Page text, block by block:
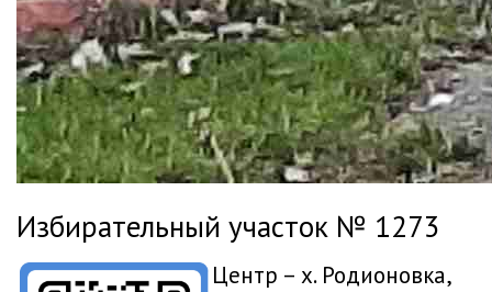
Избирательный участок № 1273
Центр – х. Родионовка,